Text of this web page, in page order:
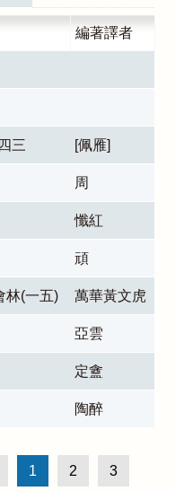
編著譯者
三 [佩雁]
周
懺紅
頑
林(一五) 萬華黃文虎
亞雲
定盦
陶醉
1 2 3